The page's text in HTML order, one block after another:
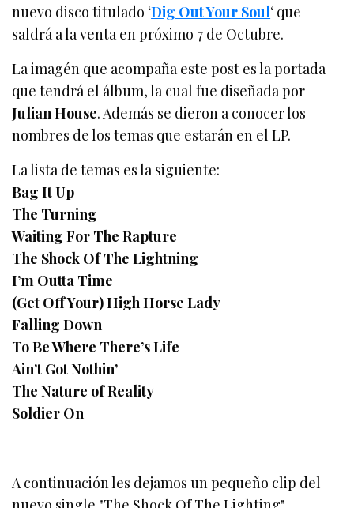
nuevo disco titulado ‘Dig Out Your Soul‘ que
saldrá a la venta en próximo 7 de Octubre.
La imagén que acompaña este post es la portada
que tendrá el álbum, la cual fue diseñada por
Julian House. Además se dieron a conocer los
nombres de los temas que estarán en el LP.
La lista de temas es la siguiente:
Bag It Up
The Turning
Waiting For The Rapture
The Shock Of The Lightning
I’m Outta Time
(Get Off Your) High Horse Lady
Falling Down
To Be Where There’s Life
Ain’t Got Nothin’
The Nature of Reality
Soldier On
A continuación les dejamos un pequeño clip del